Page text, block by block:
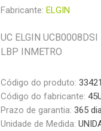
Fabricante: ELGIN
UC ELGIN
LBP INMETRO
Código do produto: 33421
Código do fabricante:
Prazo de garantia:365
Unidade de Medida: